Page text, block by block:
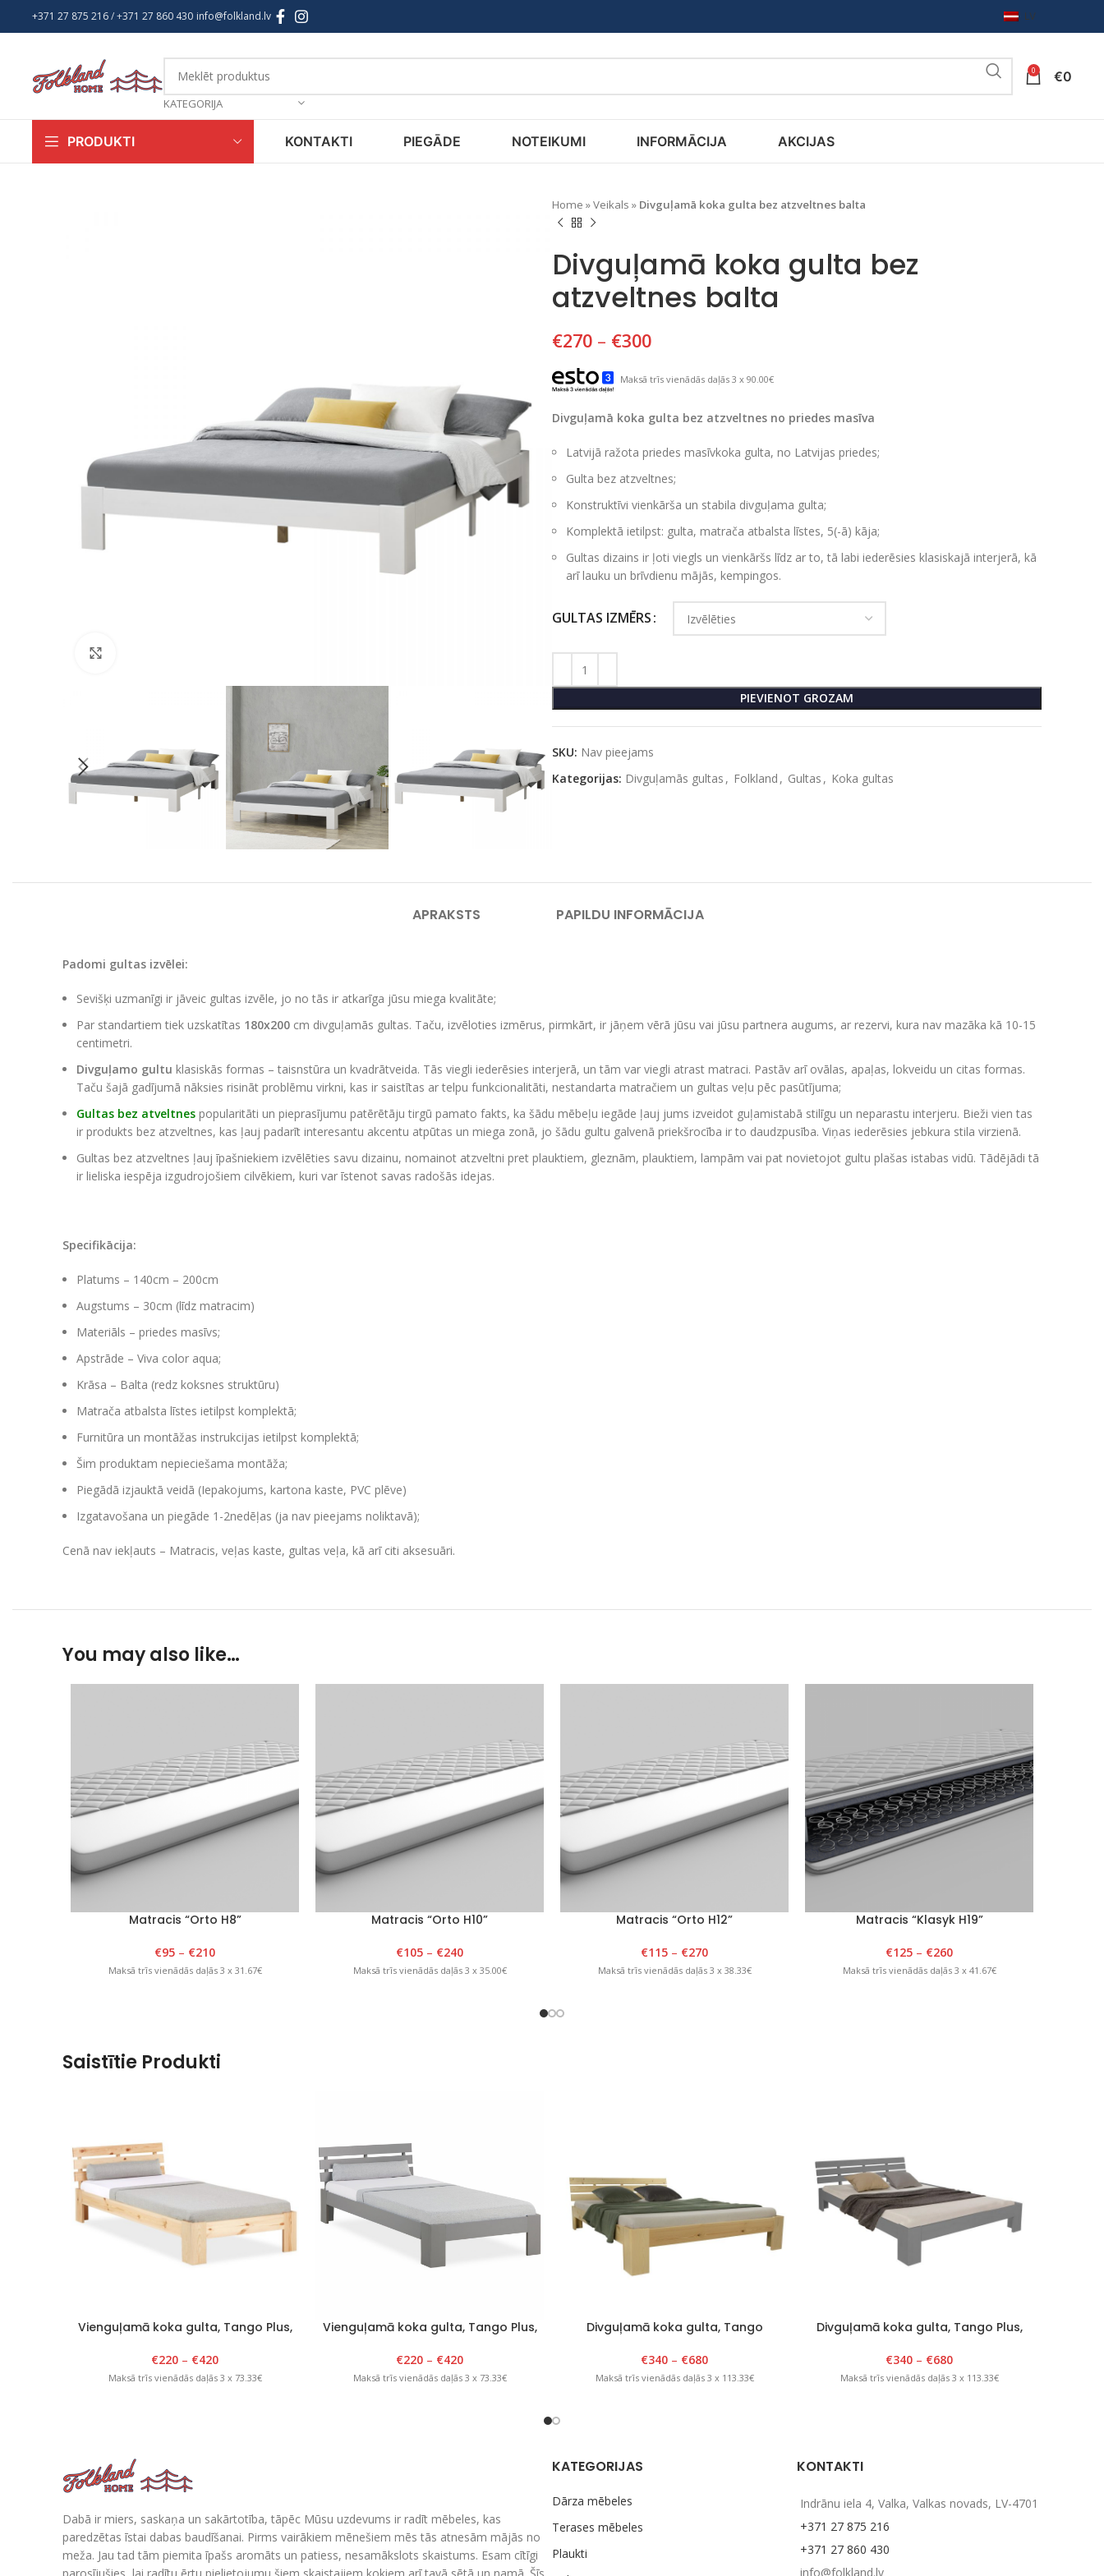
+371 27 875 216/ +371 27 860 430 info@folkland.lv LV
KATEGORIJA
0 €0
PRODUKTI KONTAKTI PIEGĀDE NOTEIKUMI INFORMĀCIJA AKCIJAS
Home »Veikals » Divguļamā koka gulta bez atzveltnes balta
Divguļamā koka gulta bez
atzveltnes balta
€270 – €300
Maksā trīs vienādās daļās 3 x 90.00€
Divguļamā koka gulta bez atzveltnes no priedes masīva
Latvijā ražota priedes masīvkoka gulta, no Latvijas priedes;
Gulta bez atzveltnes;
Konstruktīvi vienkārša un stabila divguļama gulta;
Komplektā ietilpst: gulta, matrača atbalsta līstes, 5(-ā) kāja;
Gultas dizains ir ļoti viegls un vienkāršs līdz ar to, tā labi iederēsies klasiskajā interjerā, kā
arī lauku un brīvdienu mājās, kempingos.
GULTAS IZMĒRS
PIEVIENOT GROZAM
SKU: Nav pieejams
Kategorijas: Divguļamās gultas , Folkland , Gultas , Koka gultas
APRAKSTS PAPILDU INFORMĀCIJA
Padomi gultas izvēlei:
Sevišķi uzmanīgi ir jāveic gultas izvēle, jo no tās ir atkarīga jūsu miega kvalitāte;
Par standartiem tiek uzskatītas 180х200 cm divguļamās gultas. Taču, izvēloties izmērus, pirmkārt, ir jāņem vērā jūsu vai jūsu partnera augums, ar rezervi, kura nav mazāka kā 10-15
centimetri.
Divguļamo gultu klasiskās formas – taisnstūra un kvadrātveida. Tās viegli iederēsies interjerā, un tām var viegli atrast matraci. Pastāv arī ovālas, apaļas, lokveidu un citas formas.
Taču šajā gadījumā nāksies risināt problēmu virkni, kas ir saistītas ar telpu funkcionalitāti, nestandarta matračiem un gultas veļu pēc pasūtījuma;
Gultas bez atveltnes popularitāti un pieprasījumu patērētāju tirgū pamato fakts, ka šādu mēbeļu iegāde ļauj jums izveidot guļamistabā stilīgu un neparastu interjeru. Bieži vien tas
ir produkts bez atzveltnes, kas ļauj padarīt interesantu akcentu atpūtas un miega zonā, jo šādu gultu galvenā priekšrocība ir to daudzpusība. Viņas iederēsies jebkura stila virzienā.
Gultas bez atzveltnes ļauj īpašniekiem izvēlēties savu dizainu, nomainot atzveltni pret plauktiem, gleznām, plauktiem, lampām vai pat novietojot gultu plašas istabas vidū. Tādējādi tā
ir lieliska iespēja izgudrojošiem cilvēkiem, kuri var īstenot savas radošās idejas.
Specifikācija:
Platums – 140cm – 200cm
Augstums – 30cm (līdz matracim)
Materiāls – priedes masīvs;
Apstrāde – Viva color aqua;
Krāsa – Balta (redz koksnes struktūru)
Matrača atbalsta līstes ietilpst komplektā;
Furnitūra un montāžas instrukcijas ietilpst komplektā;
Šim produktam nepieciešama montāža;
Piegādā izjauktā veidā (Iepakojums, kartona kaste, PVC plēve)
Izgatavošana un piegāde 1-2nedēļas (ja nav pieejams noliktavā);
Cenā nav iekļauts – Matracis, veļas kaste, gultas veļa, kā arī citi aksesuāri.
You may also like…
Matracis “Orto H8”
€95 – €210
Maksā trīs vienādās daļās 3 x 31.67€
Matracis “Orto H10”
€105 – €240
Maksā trīs vienādās daļās 3 x 35.00€
Matracis “Orto H12”
€115 – €270
Maksā trīs vienādās daļās 3 x 38.33€
Matracis “Klasyk H19”
€125 – €260
Maksā trīs vienādās daļās 3 x 41.67€
Saistītie Produkti
Vienguļamā koka gulta, Tango Plus,
€220 – €420
Maksā trīs vienādās daļās 3 x 73.33€
Vienguļamā koka gulta, Tango Plus,
€220 – €420
Maksā trīs vienādās daļās 3 x 73.33€
Divguļamā koka gulta, Tango
€340 – €680
Maksā trīs vienādās daļās 3 x 113.33€
Divguļamā koka gulta, Tango Plus,
€340 – €680
Maksā trīs vienādās daļās 3 x 113.33€
Dabā ir miers, saskaņa un sakārtotība, tāpēc Mūsu uzdevums ir radīt mēbeles, kas
paredzētas īstai dabas baudīšanai. Pirms vairākiem mēnešiem mēs tās atnesām mājās no
meža. Jau tad tām piemita īpašs aromāts un patiess, nesamākslots skaistums. Esam cītīgi
KATEGORIJAS
Dārza mēbeles
Terases mēbeles
Plaukti
KONTAKTI
Indrānu iela 4, Valka, Valkas novads, LV-4701
+371 27 875 216
+371 27 860 430
info@folkland.lv